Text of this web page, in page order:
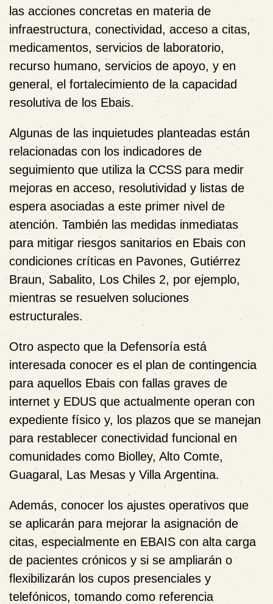
las acciones concretas en materia de
infraestructura, conectividad, acceso a citas,
medicamentos, servicios de laboratorio,
recurso humano, servicios de apoyo, y en
general, el fortalecimiento de la capacidad
resolutiva de los Ebais.
Algunas de las inquietudes planteadas están
relacionadas con los indicadores de
seguimiento que utiliza la CCSS para medir
mejoras en acceso, resolutividad y listas de
espera asociadas a este primer nivel de
atención. También las medidas inmediatas
para mitigar riesgos sanitarios en Ebais con
condiciones críticas en Pavones, Gutiérrez
Braun, Sabalito, Los Chiles 2, por ejemplo,
mientras se resuelven soluciones
estructurales.
Otro aspecto que la Defensoría está
interesada conocer es el plan de contingencia
para aquellos Ebais con fallas graves de
internet y EDUS que actualmente operan con
expediente físico y, los plazos que se manejan
para restablecer conectividad funcional en
comunidades como Biolley, Alto Comte,
Guagaral, Las Mesas y Villa Argentina.
Además, conocer los ajustes operativos que
se aplicarán para mejorar la asignación de
citas, especialmente en EBAIS con alta carga
de pacientes crónicos y si se ampliarán o
flexibilizarán los cupos presenciales y
telefónicos, tomando como referencia